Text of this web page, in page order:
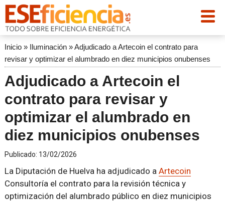
Inicio» Iluminación»Adjudicado a Artecoin el contrato para
revisar y optimizar el alumbrado en diez municipios onubenses
Adjudicado a Artecoin el
contrato para revisar y
optimizar el alumbrado en
diez municipios onubenses
Publicado: 13/02/2026
La Diputación de Huelva ha adjudicado a Artecoin
Consultoría el contrato para la revisión técnica y
optimización del alumbrado público en diez municipios